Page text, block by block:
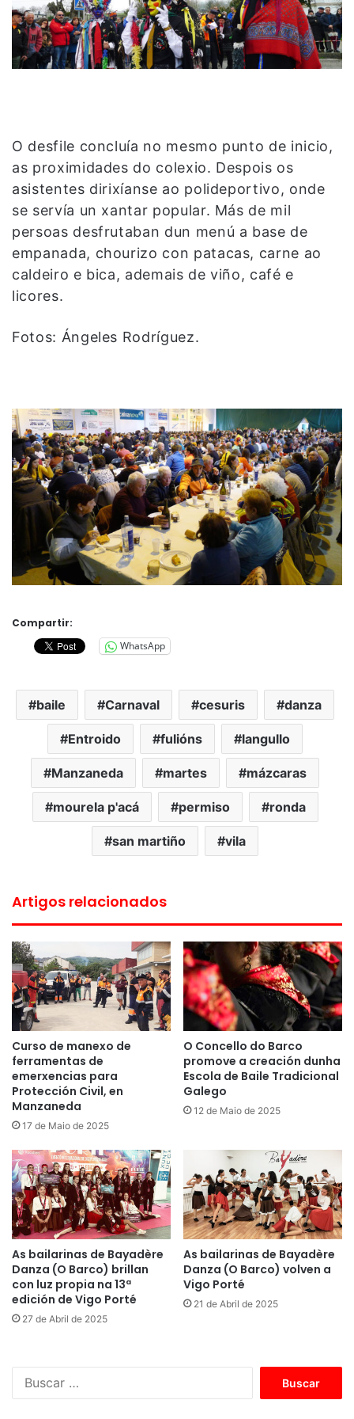
O desfile concluía no mesmo punto de inicio,
as proximidades do colexio. Despois os
asistentes dirixíanse ao polideportivo, onde
se servía un xantar popular. Más de mil
persoas desfrutaban dun menú a base de
empanada, chourizo con patacas, carne ao
caldeiro e bica, ademais de viño, café e
licores.
Fotos: Ángeles Rodríguez.
Compartir:
WhatsApp
baile Carnaval cesuris danza
Entroido fulións langullo
Manzaneda martes mázcaras
mourela p'acá permiso ronda
san martiño vila
Artigos relacionados
Curso de manexo de
ferramentas de
emerxencias para
Protección Civil, en
Manzaneda
17 de Maio de 2025
O Concello do Barco
promove a creación dunha
Escola de Baile Tradicional
Galego
12 de Maio de 2025
As bailarinas de Bayadère
Danza (O Barco) brillan
con luz propia na 13ª
edición de Vigo Porté
27 de Abril de 2025
As bailarinas de Bayadère
Danza (O Barco) volven a
Vigo Porté
21 de Abril de 2025